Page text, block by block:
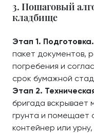
3. Пошаговый
кладбище
Этап 1. Подготовка.
пакет документов,
погребения и
срок бумажной
Этап 2.
бригада вскрывает
грунта и помещает
контейнер или